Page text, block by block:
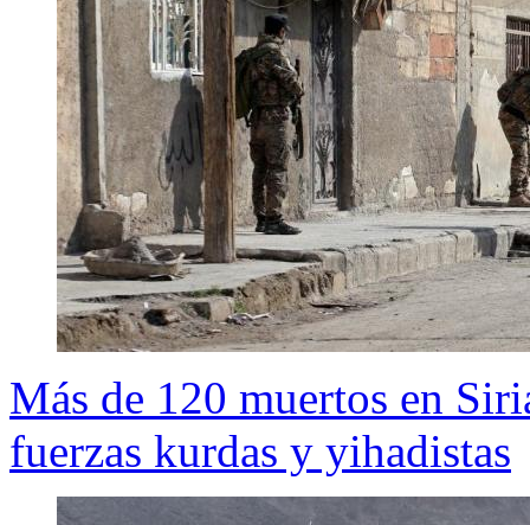
Más de 120 muertos en
fuerzas kurdas y yihadistas